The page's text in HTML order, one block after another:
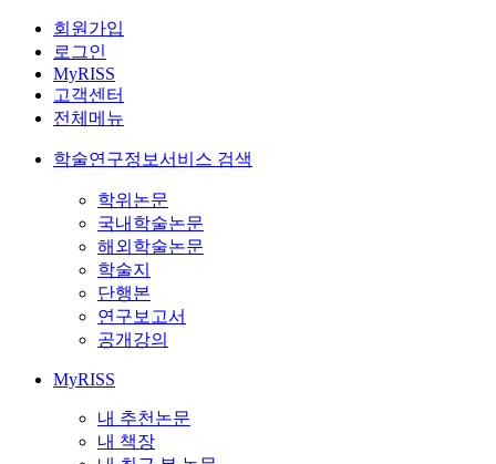
회원가입
로그인
MyRISS
고객센터
전체메뉴
학술연구정보서비스 검색
학위논문
국내학술논문
해외학술논문
학술지
단행본
연구보고서
공개강의
MyRISS
내 추천논문
내 책장